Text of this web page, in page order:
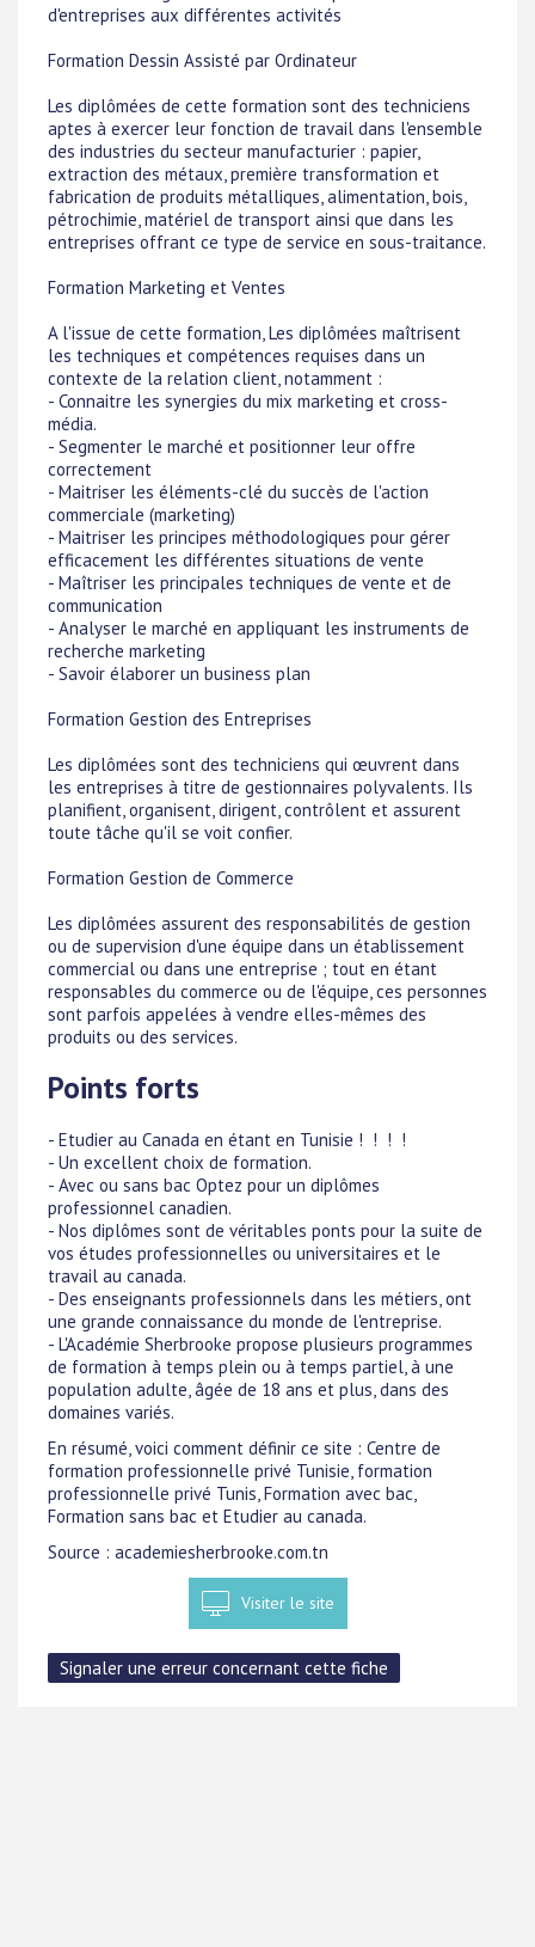
d'entreprises aux différentes activités
Formation Dessin Assisté par Ordinateur
Les diplômées de cette formation sont des techniciens
aptes à exercer leur fonction de travail dans l'ensemble
des industries du secteur manufacturier : papier,
extraction des métaux, première transformation et
fabrication de produits métalliques, alimentation, bois,
pétrochimie, matériel de transport ainsi que dans les
entreprises offrant ce type de service en sous-traitance.
Formation Marketing et Ventes
A l'issue de cette formation, Les diplômées maîtrisent
les techniques et compétences requises dans un
contexte de la relation client, notamment :
- Connaitre les synergies du mix marketing et cross-
média.
- Segmenter le marché et positionner leur offre
correctement
- Maitriser les éléments-clé du succès de l'action
commerciale (marketing)
- Maitriser les principes méthodologiques pour gérer
efficacement les différentes situations de vente
- Maîtriser les principales techniques de vente et de
communication
- Analyser le marché en appliquant les instruments de
recherche marketing
- Savoir élaborer un business plan
Formation Gestion des Entreprises
Les diplômées sont des techniciens qui œuvrent dans
les entreprises à titre de gestionnaires polyvalents. Ils
planifient, organisent, dirigent, contrôlent et assurent
toute tâche qu'il se voit confier.
Formation Gestion de Commerce
Les diplômées assurent des responsabilités de gestion
ou de supervision d'une équipe dans un établissement
commercial ou dans une entreprise ; tout en étant
responsables du commerce ou de l'équipe, ces personnes
sont parfois appelées à vendre elles-mêmes des
produits ou des services.
Points forts
- Etudier au Canada en étant en Tunisie ! ! ! !
- Un excellent choix de formation.
- Avec ou sans bac Optez pour un diplômes
professionnel canadien.
- Nos diplômes sont de véritables ponts pour la suite de
vos études professionnelles ou universitaires et le
travail au canada.
- Des enseignants professionnels dans les métiers, ont
une grande connaissance du monde de l'entreprise.
- L'Académie Sherbrooke propose plusieurs programmes
de formation à temps plein ou à temps partiel, à une
population adulte, âgée de 18 ans et plus, dans des
domaines variés.
En résumé, voici comment définir ce site : Centre de
formation professionnelle privé Tunisie, formation
professionnelle privé Tunis, Formation avec bac,
Formation sans bac et Etudier au canada.
Source : academiesherbrooke.com.tn
Visiter le site